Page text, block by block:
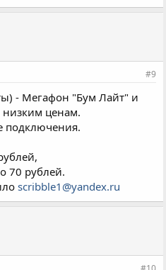
#9
- Мегафон "Бум Лайт" и
ценам.
подключения.
70 рублей.
scribble1@yandex.ru